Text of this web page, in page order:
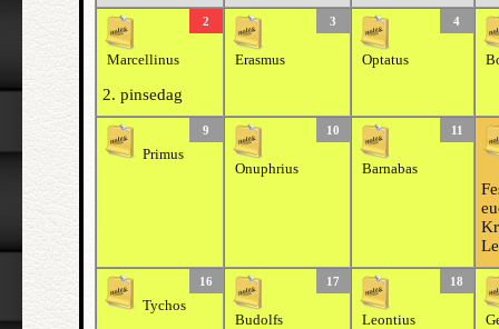
2
Marcellinus
2. pinsedag
3
Erasmus
4
Optatus
9
Primus
10
Onuphrius
11
Barnabas
16
Tychos
17
Budolfs
18
Leontius